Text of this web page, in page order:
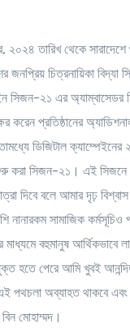
২০২৪ তারিখ থেকে
চিত্রনায়িকা বিদ্যা
সিজন-২১ এর অ্যাম্বাসেডর
করেন প্রতিষ্ঠানের
ডিজিটাল
করা সিজন-২১। এই সিজনে
দিবে বলে আমার দৃঢ়
নানারকম সামাজিক
বহুমানুষ
হতে পেরে আমি খুবই
পথচলা অব্যাহত থাকবে
মোহাম্মদ।